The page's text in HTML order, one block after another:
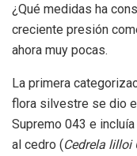
¿Qué medidas ha
creciente presión
ahora muy pocas.
La primera
flora silvestre se dio
Supremo 043 e
al cedro (Cedrela lilloi